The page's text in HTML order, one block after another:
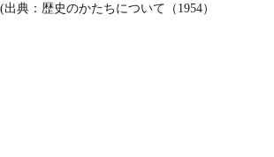
典：歴史のかたちについて（1954）